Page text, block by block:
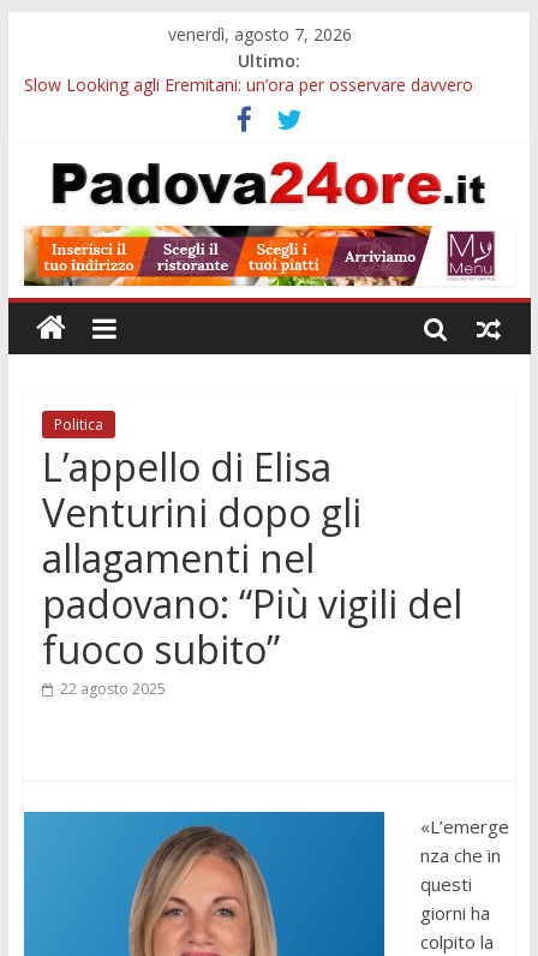
venerdì, agosto 7, 2026
Ultimo:
Slow Looking agli Eremitani: un’ora per osservare davvero
Bando sicurezza urbana Veneto: 650mila euro per Comuni e
Polizie locali
Sicurezza esodo estivo Padova: più controlli su strade, stazioni
Bonus trasporto pubblico Veneto: 200 euro per l’abbonamento
annuale
Notizie di Padova alle ore 10: arresto, fermata Busitalia e
tregua dal caldo
Politica
L’appello di Elisa
Venturini dopo gli
allagamenti nel
padovano: “Più vigili del
fuoco subito”
22 agosto 2025
«L’emerge
nza che in
questi
giorni ha
colpito la